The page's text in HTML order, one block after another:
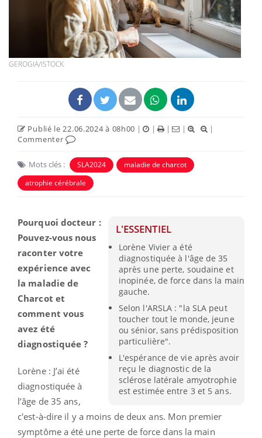
GEROGIA/ISTOCK
Publié le 22.06.2024 à 08h00 | | | |
|
Commenter
Mots clés : SLA2024
maladie de charcot
atrophie cérébrale
L'ESSENTIEL
Lorène Vivier a été
diagnostiquée à l'âge de 35
après une perte, soudaine et
inopinée, de force dans la main
gauche.
Selon l'ARSLA : "la SLA peut
toucher tout le monde, jeune
ou sénior, sans prédisposition
particulière".
L'espérance de vie après avoir
reçu le diagnostic de la
sclérose latérale amyotrophie
est estimée entre 3 et 5 ans.
Pourquoi docteur :
Pouvez-vous nous
raconter votre
expérience avec
la maladie de
Charcot et
comment vous
avez été
diagnostiquée ?
Lorène : J’ai été
diagnostiquée à
l’âge de 35 ans,
c'est-à-dire il y a moins de deux ans. Mon premier
symptôme a été une perte de force dans la main